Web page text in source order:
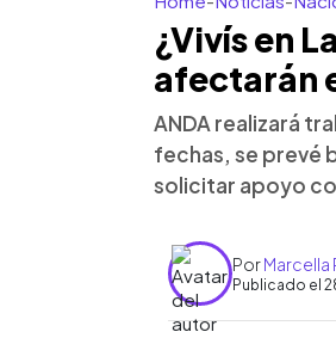
¿Vivís en
afectarán
ANDA realizará
fechas, se prevé
solicitar apoyo
PorMarcella
Publicado el